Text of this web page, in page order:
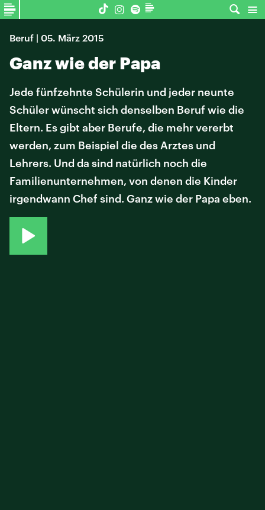
Beruf | 05. März 2015
Ganz wie der Papa
Jede fünfzehnte Schülerin und jeder neunte
Schüler wünscht sich denselben Beruf wie die
Eltern. Es gibt aber Berufe, die mehr vererbt
werden, zum Beispiel die des Arztes und
Lehrers. Und da sind natürlich noch die
Familienunternehmen, von denen die Kinder
irgendwann Chef sind. Ganz wie der Papa eben.